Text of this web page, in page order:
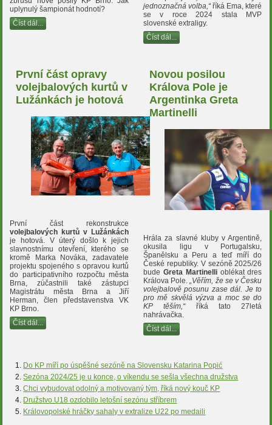
uplynulý šampionát hodnotí?
Číst dál...
jednoznačná volba,“říká Ema, které
se v roce 2024 stala MVP
slovenské extraligy.
Číst dál...
První část opravy
volejbalových kurtů v
Lužánkách je hotová
První část rekonstrukce
volejbalových kurtů v Lužánkách
je hotová. V úterý došlo k jejich
slavnostnímu otevření, kterého se
kromě Marka Nováka, zadavatele
projektu spojeného s opravou kurtů
do participativního rozpočtu města
Brna, zúčastnili také zástupci
Magistrátu města Brna a Jiří
Herman, člen představenstva VK
KP Brno.
Číst dál...
Novou posilou
Králova Pole je
Argentinka Greta
Martinelli
Hrála za slavné kluby v Argentině,
okusila ligu v Portugalsku,
Španělsku a Peru a teď míří do
České republiky. V sezóně 2025/26
bude Greta Martinellioblékat dres
Králova Pole.„Věřím, že se v Česku
volejbalově posunu zase dál. Je to
pro mě skvělá výzva a moc se do
KP těším,“říká tato 27letá
nahrávačka.
Číst dál...
Do KP míří po úspěšné sezóně na Slovensku Katarina Popić
Sezóna 2024/25 je u konce, o víkendu se sešla všechna družstva
Chci vybudovat odolný a motivovaný tým, říká nový kouč KP
Družstvo U18 ozdobilo letošní sezónu stříbrem
Královopolské hráčky sahaly v extralize U22 po medaili